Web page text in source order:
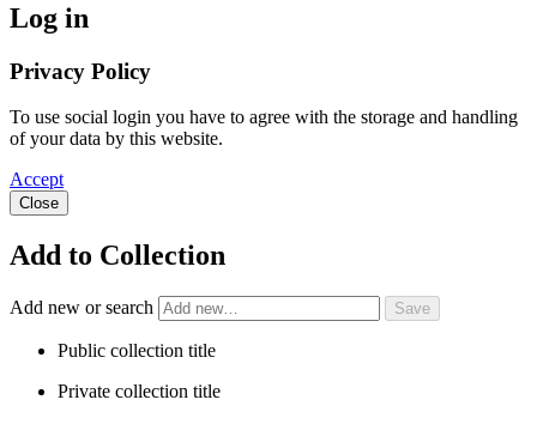
Log in
Privacy Policy
To use social login you have to agree with the storage and handling
of your data by this website.
Accept
Close
Add to Collection
Add new or search
Public collection title
Private collection title